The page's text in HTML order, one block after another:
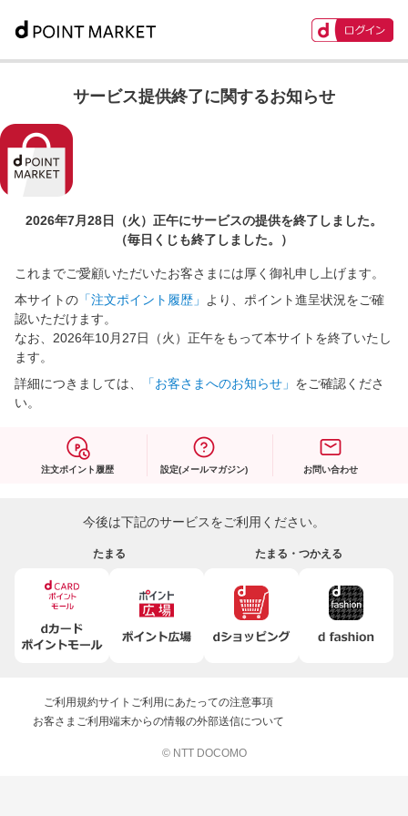
サービス提供終了に関するお知らせ
2026年7月28日（火）正午にサービスの提供を終了しました。
（毎日くじも終了しました。）
これまでご愛顧いただいたお客さまには厚く御礼申し上げます。
本サイトの 「注文ポイント履歴」
より、ポイント進呈状況をご確
認いただけます。
なお、2026年10月27日（火）正午をもって本サイトを終了いたし
ます。
詳細につきましては、
「お客さまへのお知らせ」 をご確認くださ
い。
注文ポイント履歴 設定(メールマガジン) お問い合わせ
今後は下記のサービスをご利用ください。
たまる たまる・つかえる
ご利用規約サイトご利用にあたっての注意事項
お客さまご利用端末からの情報の外部送信について
© NTT DOCOMO